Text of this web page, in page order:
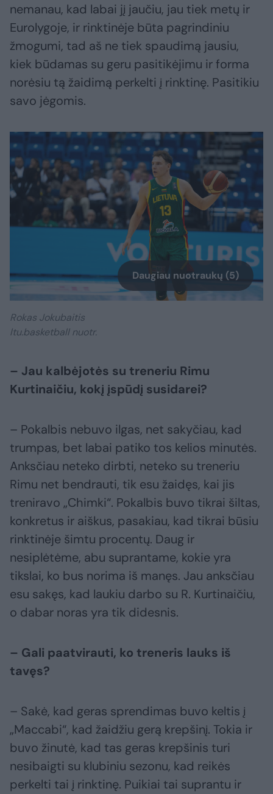
nemanau, kad labai jį jaučiu, jau tiek metų ir
Eurolygoje, ir rinktinėje būta pagrindiniu
žmogumi, tad aš ne tiek spaudimą jausiu,
kiek būdamas su geru pasitikėjimu ir forma
norėsiu tą žaidimą perkelti į rinktinę. Pasitikiu
savo jėgomis.
Daugiau nuotraukų (5)
Rokas Jokubaitis
ltu.basketball nuotr.
– Jau kalbėjotės su treneriu Rimu
Kurtinaičiu, kokį įspūdį susidarei?
– Pokalbis nebuvo ilgas, net sakyčiau, kad
trumpas, bet labai patiko tos kelios minutės.
Anksčiau neteko dirbti, neteko su treneriu
Rimu net bendrauti, tik esu žaidęs, kai jis
treniravo „Chimki“. Pokalbis buvo tikrai šiltas,
konkretus ir aiškus, pasakiau, kad tikrai būsiu
rinktinėje šimtu procentų. Daug ir
nesiplėtėme, abu suprantame, kokie yra
tikslai, ko bus norima iš manęs. Jau anksčiau
esu sakęs, kad laukiu darbo su R. Kurtinaičiu,
o dabar noras yra tik didesnis.
– Gali paatvirauti, ko treneris lauks iš
tavęs?
– Sakė, kad geras sprendimas buvo keltis į
„Maccabi“, kad žaidžiu gerą krepšinį. Tokia ir
buvo žinutė, kad tas geras krepšinis turi
nesibaigti su klubiniu sezonu, kad reikės
perkelti tai į rinktinę. Puikiai tai suprantu ir